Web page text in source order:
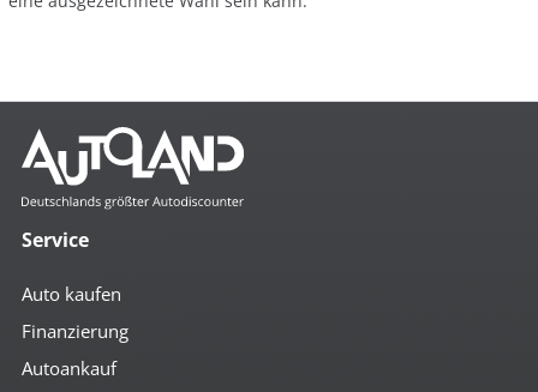
Service
Auto kaufen
Finanzierung
Autoankauf